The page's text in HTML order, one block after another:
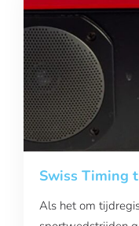
Swiss Timing
Als het om